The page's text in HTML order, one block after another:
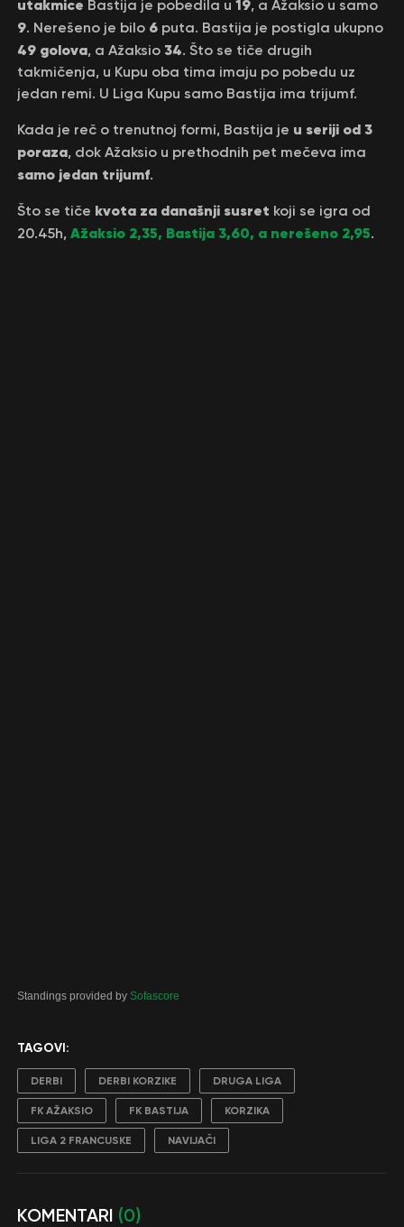
utakmice Bastija je pobedila u 19, a Ažaksio u samo
9. Nerešeno je bilo 6 puta. Bastija je postigla ukupno
49 golova, a Ažaksio 34. Što se tiče drugih
takmičenja, u Kupu oba tima imaju po pobedu uz
jedan remi. U Liga Kupu samo Bastija ima trijumf.
Kada je reč o trenutnoj formi, Bastija je u seriji od 3
poraza, dok Ažaksio u prethodnih pet mečeva ima
samo jedan trijumf.
Što se tiče kvota za današnji susret koji se igra od
20.45h, Ažaksio 2,35, Bastija 3,60, a nerešeno 2,95.
Standings provided by Sofascore
TAGOVI:
DERBI DERBI KORZIKE DRUGA LIGA
FK AŽAKSIO FK BASTIJA KORZIKA
LIGA 2 FRANCUSKE NAVIJAČI
KOMENTARI (0)